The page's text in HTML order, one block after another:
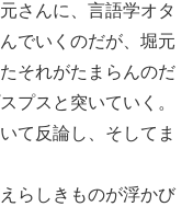
さんに、言語学オタ
でいくのだが、堀元
それがたまらんのだ
プスと突いていく。
て反論し、そしてま
らしきものが浮かび